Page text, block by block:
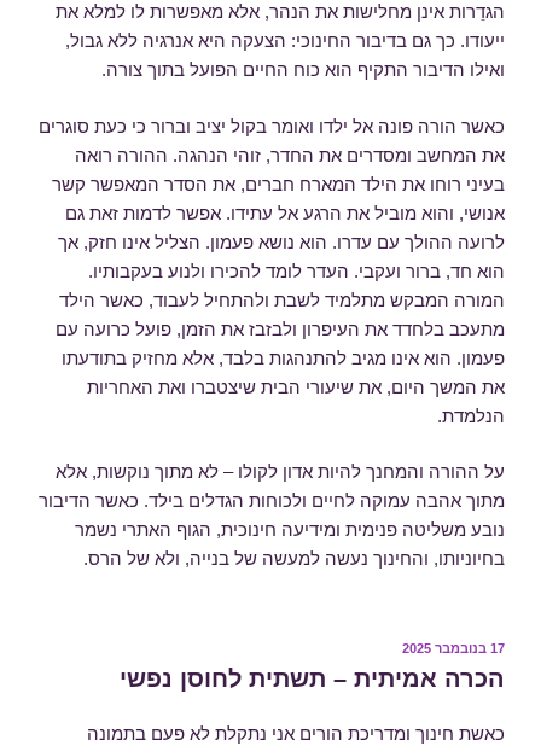
הגדֵרות אינן מחלישות את הנהר, אלא מאפשרות לו למלא את
ייעודו. כך גם בדיבור החינוכי: הצעקה היא אנרגיה ללא גבול,
ואילו הדיבור התקיף הוא כוח החיים הפועל בתוך צורה.
כאשר הורה פונה אל ילדו ואומר בקול יציב וברור כי כעת סוגרים
את המחשב ומסדרים את החדר, זוהי הנהגה. ההורה רואה
בעיני רוחו את הילד המארח חברים, את הסדר המאפשר קשר
אנושי, והוא מוביל את הרגע אל עתידו. אפשר לדמות זאת גם
לרועה ההולך עם עדרו. הוא נושא פעמון. הצליל אינו חזק, אך
הוא חד, ברור ועקבי. העדר לומד להכירו ולנוע בעקבותיו.
המורה המבקש מתלמיד לשבת ולהתחיל לעבוד, כאשר הילד
מתעכב בלחדד את העיפרון ולבזבז את הזמן, פועל כרועה עם
פעמון. הוא אינו מגיב להתנהגות בלבד, אלא מחזיק בתודעתו
את המשך היום, את שיעורי הבית שיצטברו ואת האחריות
הנלמדת.
על ההורה והמחנך להיות אדון לקולו – לא מתוך נוקשות, אלא
מתוך אהבה עמוקה לחיים ולכוחות הגדלים בילד. כאשר הדיבור
נובע משליטה פנימית ומידיעה חינוכית, הגוף האתרי נשמר
בחיוניותו, והחינוך נעשה למעשה של בנייה, ולא של הרס.
פורסם
17 בנובמבר 2025
הכרה אמיתית – תשתית לחוסן נפשי
כאשת חינוך ומדריכת הורים אני נתקלת לא פעם בתמונה